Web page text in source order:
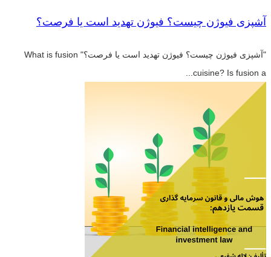
آشپزی فیوژن چیست؟ فیوژن تهدید است یا فرصت؟
"آشپزی فیوژن چیست؟ فیوژن تهدید است یا فرصت؟" What is fusion
cuisine? Is fusion a...